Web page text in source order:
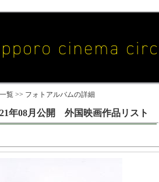
覧 >> フォトアルバムの詳細
年08月公開 外国映画作品リスト